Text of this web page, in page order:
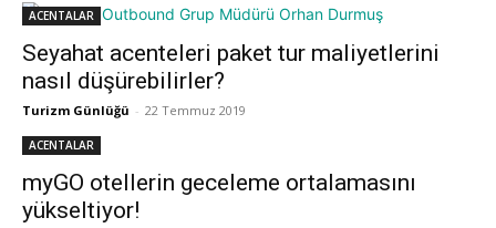
ACENTALAR
Seyahat acenteleri paket tur maliyetlerini
nasıl düşürebilirler?
Turizm Günlüğü - 22 Temmuz 2019
ACENTALAR
myGO otellerin geceleme ortalamasını
yükseltiyor!